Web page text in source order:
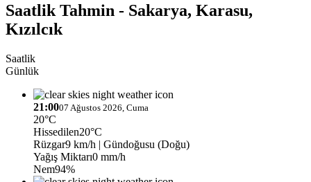
Saatlik Tahmin - Sakarya, Karasu,
Kızılcık
Saatlik
Günlük
21:0007 Ağustos 2026, Cuma
20°C
Hissedilen20°C
Rüzgar9 km/h | Gündoğusu (Doğu)
Yağış Miktarı0 mm/h
Nem94%